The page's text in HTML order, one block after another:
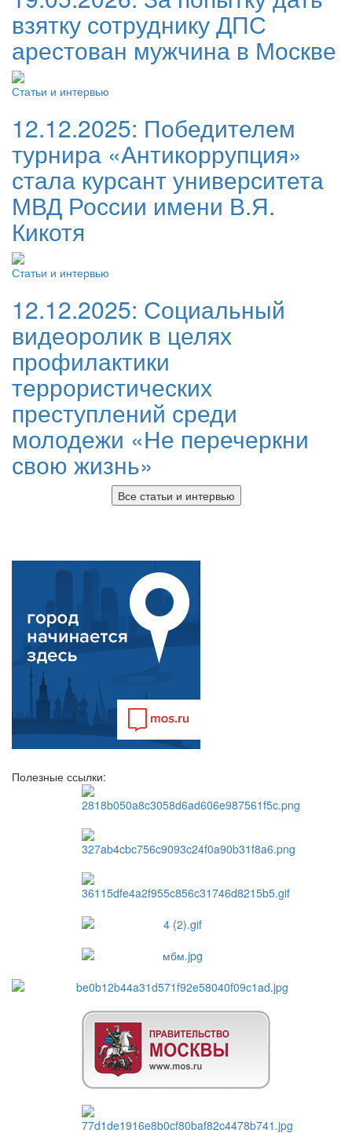
взятку сотруднику ДПС
арестован мужчина в Москве
Статьи и интервью
12.12.2025: Победителем
турнира «Антикоррупция»
стала курсант университета
МВД России имени В.Я.
Кикотя
Статьи и интервью
12.12.2025: Социальный
видеоролик в целях
профилактики
террористических
преступлений среди
молодежи «Не перечеркни
свою жизнь»
Все статьи и интервью
Полезные ссылки: